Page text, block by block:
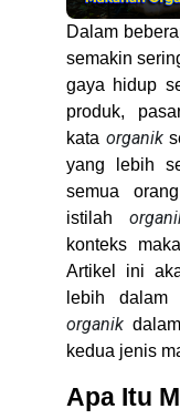
Dalam
semakin
gaya hidup
produk,
kata organik
yang lebih
semua
istilah
konteks
Artikel ini
lebih dalam
organik
kedua jenis
Apa Itu